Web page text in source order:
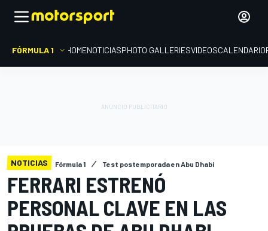
FÓRMULA 1 HOMENOTICIASPHOTO GALLERIESVIDEOSCALENDARIO
NOTICIAS Fórmula 1 Test postemporada en Abu Dhabi
FERRARI ESTRENÓ
PERSONAL CLAVE EN LAS